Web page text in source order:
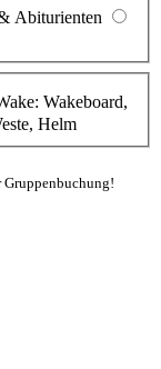
Abiturienten
Wakeboard,
Helm
Gruppenbuchung!